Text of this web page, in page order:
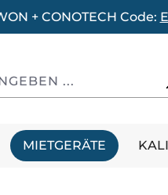
+ CONOTECH Code:
MIETGERÄTE